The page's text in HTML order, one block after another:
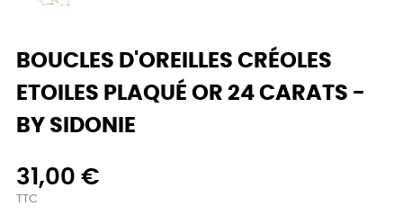
BOUCLES D'OREILLES CRÉOLES
ETOILES PLAQUÉ OR 24 CARATS -
BY SIDONIE
31,00 €
TTC